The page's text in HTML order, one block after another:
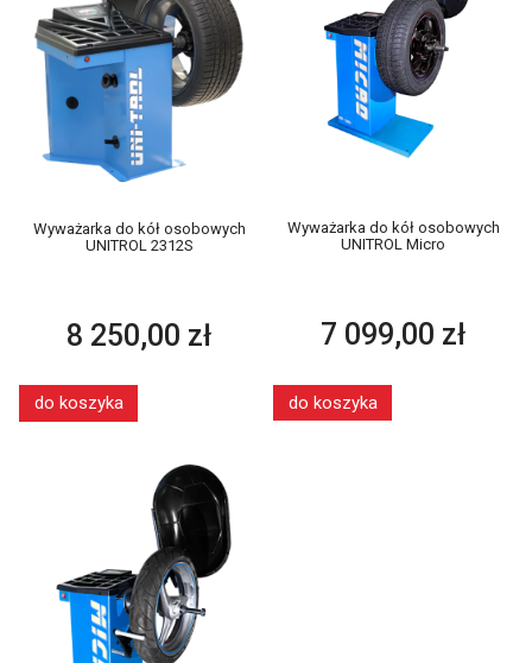
Wyważarka do kół osobowych
UNITROL 2312S
8 250,00 zł
do koszyka
Wyważarka do kół osobowych
UNITROL Micro
7 099,00 zł
do koszyka